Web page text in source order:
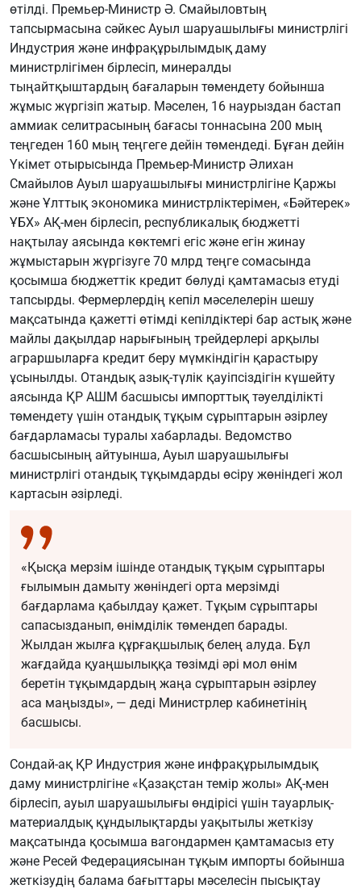
өтілді. Премьер-Министр Ә. Смайыловтың
тапсырмасына сәйкес Ауыл шаруашылығы министрлігі
Индустрия және инфрақұрылымдық даму
министрлігімен бірлесіп, минералды
тыңайтқыштардың бағаларын төмендету бойынша
жұмыс жүргізіп жатыр. Мәселен, 16 наурыздан бастап
аммиак селитрасының бағасы тоннасына 200 мың
теңгеден 160 мың теңгеге дейін төмендеді. Бұған дейін
Үкімет отырысында Премьер-Министр Әлихан
Смайылов Ауыл шаруашылығы министрлігіне Қаржы
және Ұлттық экономика министрліктерімен, «Бәйтерек»
ҰБХ» АҚ-мен бірлесіп, республикалық бюджетті
нақтылау аясында көктемгі егіс және егін жинау
жұмыстарын жүргізуге 70 млрд теңге сомасында
қосымша бюджеттік кредит бөлуді қамтамасыз етуді
тапсырды. Фермерлердің кепіл мәселелерін шешу
мақсатында қажетті өтімді кепілдіктері бар астық және
майлы дақылдар нарығының трейдерлері арқылы
аграршыларға кредит беру мүмкіндігін қарастыру
ұсынылды. Отандық азық-түлік қауіпсіздігін күшейту
аясында ҚР АШМ басшысы импорттық тәуелділікті
төмендету үшін отандық тұқым сұрыптарын әзірлеу
бағдарламасы туралы хабарлады. Ведомство
басшысының айтуынша, Ауыл шаруашылығы
министрлігі отандық тұқымдарды өсіру жөніндегі жол
картасын әзірледі.
«Қысқа мерзім ішінде отандық тұқым сұрыптары
ғылымын дамыту жөніндегі орта мерзімді
бағдарлама қабылдау қажет. Тұқым сұрыптары
сапасызданып, өнімділік төмендеп барады.
Жылдан жылға құрғақшылық белең алуда. Бұл
жағдайда қуаңшылыққа төзімді әрі мол өнім
беретін тұқымдардың жаңа сұрыптарын әзірлеу
аса маңызды», — деді Министрлер кабинетінің
басшысы.
Сондай-ақ ҚР Индустрия және инфрақұрылымдық
даму министрлігіне «Қазақстан темір жолы» АҚ-мен
бірлесіп, ауыл шаруашылығы өндірісі үшін тауарлық-
материалдық құндылықтарды уақытылы жеткізу
мақсатында қосымша вагондармен қамтамасыз ету
және Ресей Федерациясынан тұқым импорты бойынша
жеткізудің балама бағыттары мәселесін пысықтау